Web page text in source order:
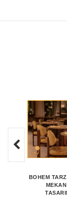
BOHEM